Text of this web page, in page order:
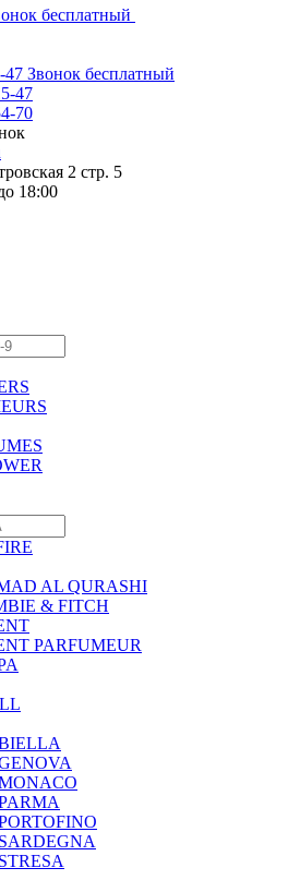
бесплатный
47 Звонок бесплатный
47
70
2 стр. 5
18:00
AL QURASHI
& FITCH
PARFUMEUR